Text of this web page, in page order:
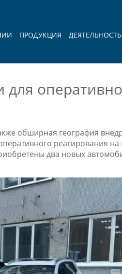
ПРОДУКЦИЯ ДЕЯТЕЛЬНОСТЬ
обширная география
реагирования на
два новых